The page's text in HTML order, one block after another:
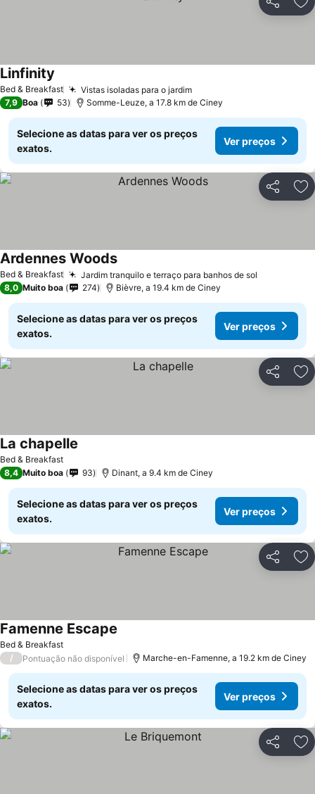
Partilhar
Bed & Breakfast Vistas isoladas para o jardimVer preços
Linfinity
7,9 Boa 53 Somme-Leuze, a 17.8 km de Ciney
Selecione as datas para ver os preços
exatos.
Ver preços
Partilhar
Bed & Breakfast Jardim tranquilo e terraço para banhos de sol
Ardennes WoodsVer preços
8,0 Muito boa 274 Bièvre, a 19.4 km de Ciney
Selecione as datas para ver os preços
exatos.
Ver preços
Partilhar
Bed & Breakfast
La chapelle
8,4 Muito boa 93 Dinant, a 9.4 km de Ciney
Selecione as datas para ver os preços
exatos.
Ver preços
Partilhar
Bed & Breakfast
Famenne Escape
/ Pontuação não disponível Marche-en-Famenne, a 19.2 km de Ciney
Selecione as datas para ver os preços
exatos.
Ver preços
Partilhar